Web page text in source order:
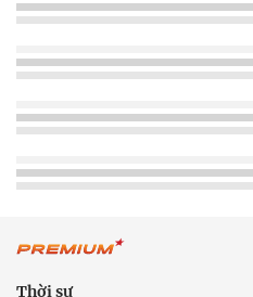
Thời sự